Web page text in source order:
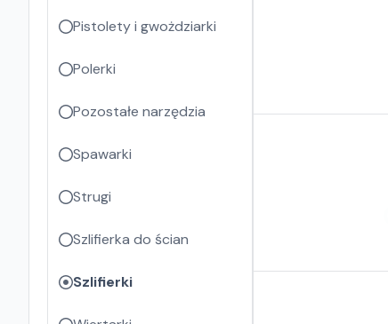
Pistolety i gwożdziarki
Polerki
Pozostałe narzędzia
Spawarki
Strugi
Szlifierka do ścian
Szlifierki